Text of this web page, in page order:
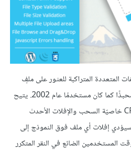
المتعددة المتراكبة للعثور على ملفٍ
معين لرفعه إلى النموذج أمرًا محبذًا كما كان مستخدمًا عام 2002. يتيح
ملحق CF7 Drop Uploader خاصيّة السحب والإفلات الأحدث
إفلات أي ملف فوق النموذج إلى
المستخدمين الضائع في النقر المتكرر